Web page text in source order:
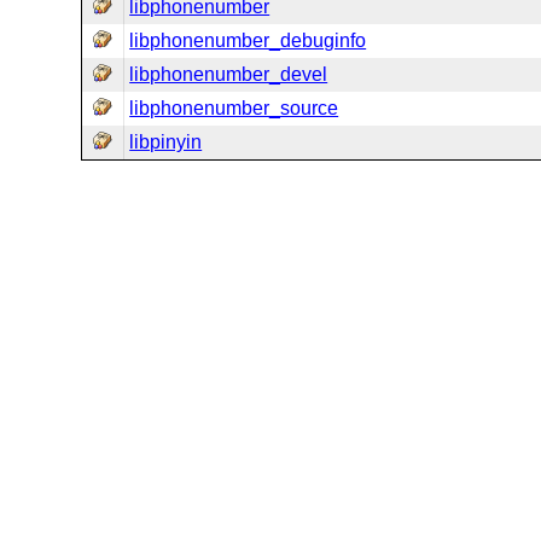
libphonenumber
libphonenumber_debuginfo
libphonenumber_devel
libphonenumber_source
libpinyin